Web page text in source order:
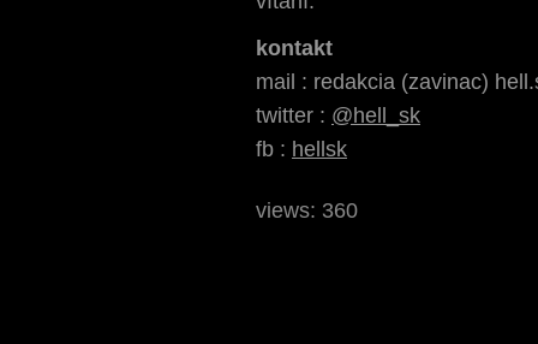
kontakt
mail : redakcia (zavinac)
twitter : @hell_sk
fb : hellsk
views: 360